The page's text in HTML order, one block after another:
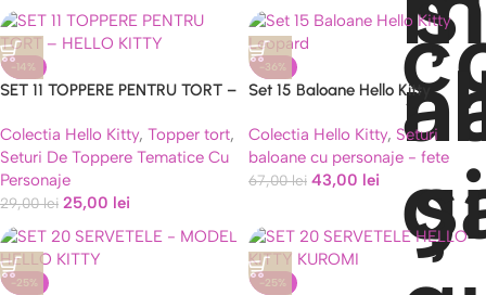
-14%
SET 11 TOPPERE PENTRU TORT –
Colectia Hello Kitty, Topper tort,
Seturi De Toppere Tematice Cu
Personaje
29,00lei 25,00 lei
-36%
Set 15 Baloane Hello Kitty
Leopard, Bej si Maro (Folie si
Latex)
Colectia Hello Kitty, Seturi
baloane cu personaje - fete
67,00lei 43,00 lei
-25% -25%